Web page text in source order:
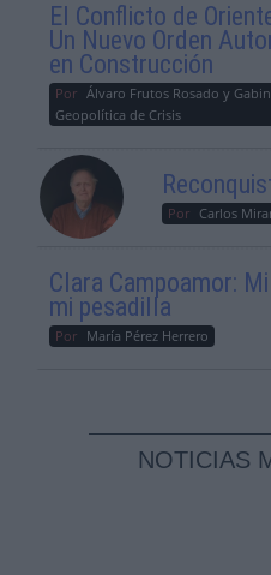
El Conflicto de
Un Nuevo Orden
en Construcción
Por Álvaro Frutos Rosado y
Geopolítica de Crisis
Por Carlos
Clara Campoamor:
mi pesadilla
Por María Pérez Herrero
NOTICIAS